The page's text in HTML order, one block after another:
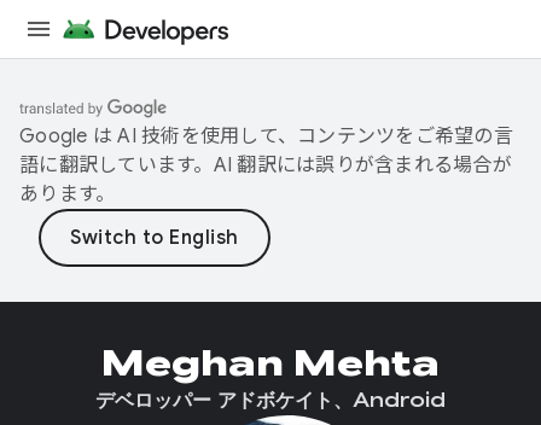
Google は AI 技術を使用して、コンテンツをご希望の言
語に翻訳しています。AI 翻訳には誤りが含まれる場合が
あります。
Meghan Mehta
デベロッパー アドボケイト、Android